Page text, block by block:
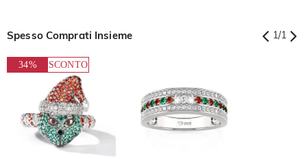
Spesso Comprati Insieme 1/1
34% SCONTO